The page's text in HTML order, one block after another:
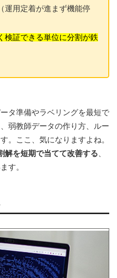
（運用定着が進まず機能停
検証できる単位に分割が鉄
タ準備やラベリングを最短で
弱教師データの作り方、ルー
。ここ、気になりますよね。
解を短期で当てて改善する
す。